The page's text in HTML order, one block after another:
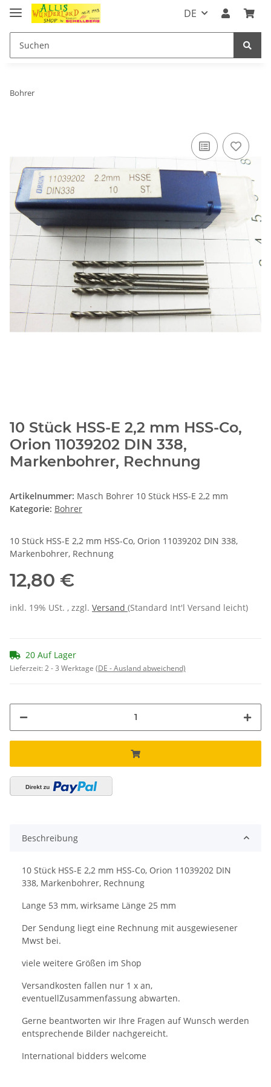
DE
Bohrer
10 Stück HSS-E 2,2 mm HSS-Co,
Orion 11039202 DIN 338,
Markenbohrer, Rechnung
Artikelnummer: Masch Bohrer 10 Stück HSS-E 2,2 mm
Kategorie: Bohrer
10 Stück HSS-E 2,2 mm HSS-Co, Orion 11039202 DIN 338,
Markenbohrer, Rechnung
12,80 €
inkl. 19% USt. , zzgl. Versand (Standard Int'l Versand leicht)
20 Auf Lager
Lieferzeit:2 - 3 Werktage (DE - Ausland abweichend)
Beschreibung
10 Stück HSS-E 2,2 mm HSS-Co, Orion 11039202 DIN
338, Markenbohrer, Rechnung
Lange 53 mm, wirksame Länge 25 mm
Der Sendung liegt eine Rechnung mit ausgewiesener
Mwst bei.
viele weitere Größen im Shop
Versandkosten fallen nur 1 x an,
eventuellZusammenfassung abwarten.
Gerne beantworten wir Ihre Fragen auf Wunsch werden
entsprechende Bilder nachgereicht.
International bidders welcome